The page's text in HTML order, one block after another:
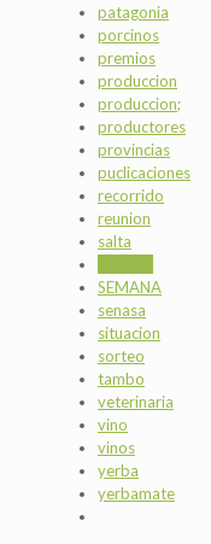
patagonia
porcinos
premios
produccion
produccion;
productores
provincias
puclicaciones
recorrido
reunion
salta
SEMANA
senasa
situacion
sorteo
tambo
veterinaria
vino
vinos
yerba
yerbamate